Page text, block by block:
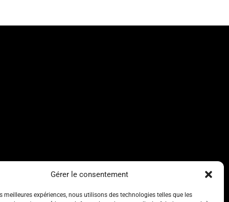
Gérer le consentement
meilleures expériences, nous utilisons des technologies telles que les